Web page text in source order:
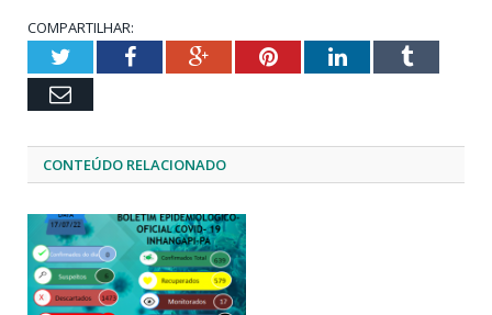
COMPARTILHAR:
TwitterFacebookGoogle+PinterestLinkedInTumblr
Email
CONTEÚDO RELACIONADO